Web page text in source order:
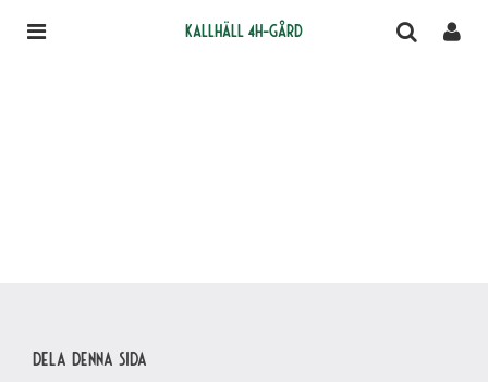
Kallhäll 4H-gård
Dela denna sida